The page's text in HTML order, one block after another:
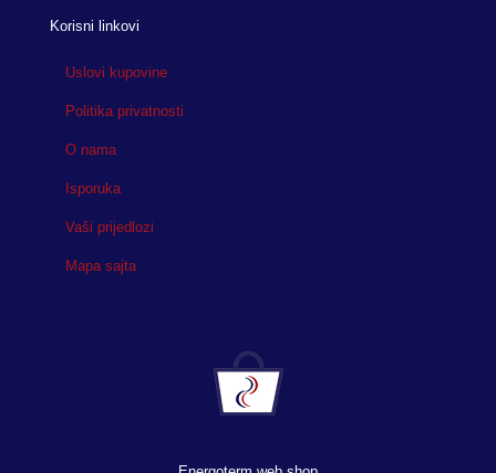
Korisni linkovi
Uslovi kupovine
Politika privatnosti
O nama
Isporuka
Vaši prijedlozi
Mapa sajta